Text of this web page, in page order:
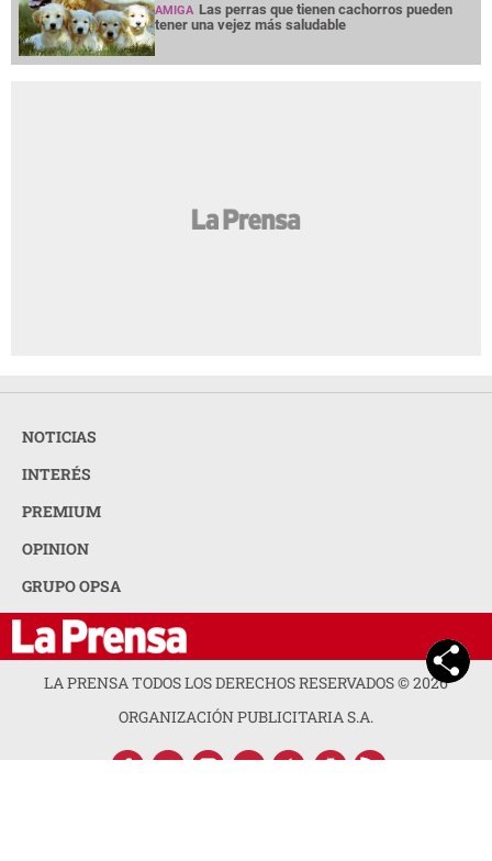
AMIGA Las perras que tienen cachorros pueden
tener una vejez más saludable
NOTICIAS
INTERÉS
PREMIUM
OPINION
GRUPO OPSA
LA PRENSA TODOS LOS DERECHOS RESERVADOS ©2026
ORGANIZACIÓN PUBLICITARIA S.A.